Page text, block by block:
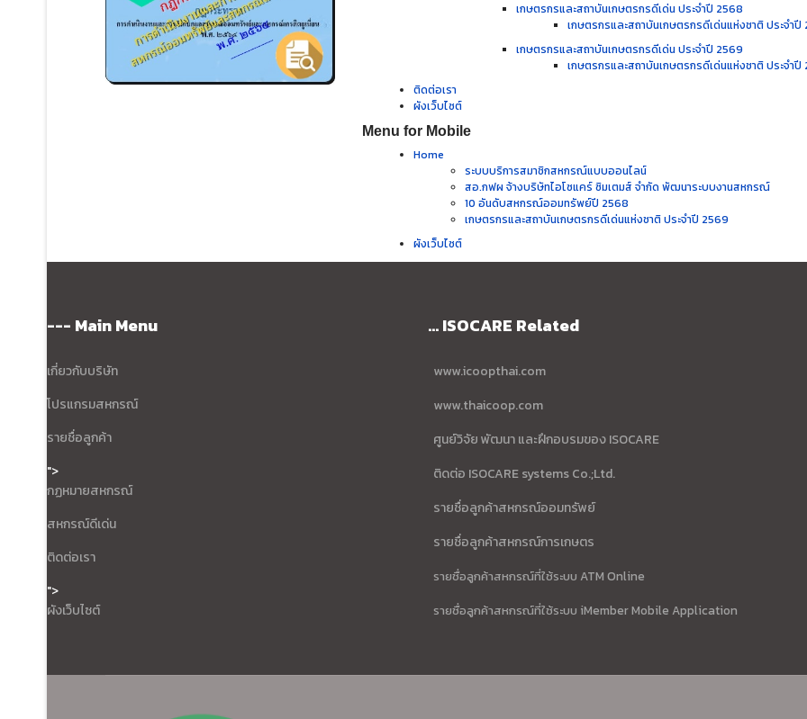
เกษตรกรและสถาบันเกษตรกรดีเด่น ประจำปี 2568
เกษตรกรและสถาบันเกษตรกรดีเด่นแห่งชาติ ประจำปี
เกษตรกรและสถาบันเกษตรกรดีเด่น ประจำปี 2569
เกษตรกรและสถาบันเกษตรกรดีเด่นแห่งชาติ ประจำปี
ติดต่อเรา
ผังเว็บไซต์
Menu for Mobile
Home
ระบบบริการสมาชิกสหกรณ์แบบออนไลน์
สอ.กฟผ จ้างบริษัทไอโซแคร์ ซิมเตมส์ จำกัด พัฒนาระบบงานสหกรณ์
10 อันดับสหกรณ์ออมทรัพย์ปี 2568
เกษตรกรและสถาบันเกษตรกรดีเด่นแห่งชาติ ประจำปี 2569
ผังเว็บไซต์
--- Main Menu
เกี่ยวกับบริษัท
โปรแกรมสหกรณ์
รายชื่อลูกค้า
">
กฏหมายสหกรณ์
สหกรณ์ดีเด่น
ติดต่อเรา
">
ผังเว็บไซต์
... ISOCARE Related
www.icoopthai.com
www.thaicoop.com
ศูนย์วิจัย พัฒนา และฝึกอบรมของ ISOCARE
ติดต่อ ISOCARE systems Co.;Ltd.
รายชื่อลูกค้าสหกรณ์ออมทรัพย์
รายชื่อลูกค้าสหกรณ์การเกษตร
รายชื่อลูกค้าสหกรณ์ที่ใช้ระบบ ATM Online
รายชื่อลูกค้าสหกรณ์ที่ใช้ระบบ iMember Mobile Application